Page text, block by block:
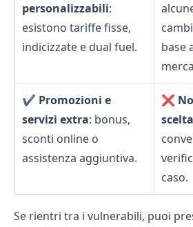
personalizzabili:
esistono tariffe fisse,
indicizzate e dual fuel.
base
✔️ Promozioni e
servizi extra: bonus,
sconti online o
assistenza aggiuntiva.
❌
caso.
Se rientri tra i vulnerabili, puoi